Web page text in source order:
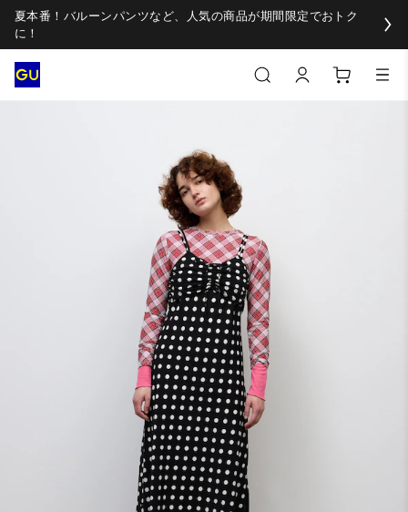
夏本番！バルーンパンツなど、人気の商品が期間限定でおトク
に！